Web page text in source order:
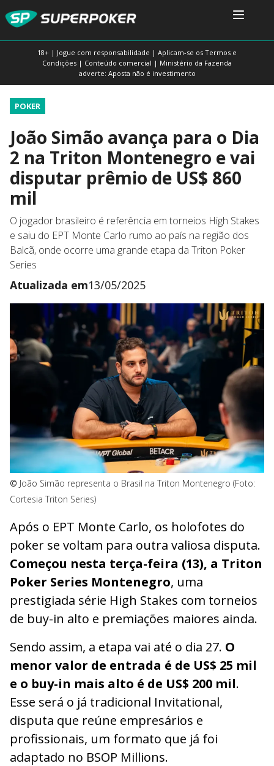
18+ | Jogue com responsabilidade | Aplicam-se os Termos e
Condições | Conteúdo comercial | Ministério da Fazenda
adverte: Aposta não é investimento
POKER
João Simão avança para o Dia
2 na Triton Montenegro e vai
disputar prêmio de US$ 860
mil
O jogador brasileiro é referência em torneios High Stakes
e saiu do EPT Monte Carlo rumo ao país na região dos
Balcã, onde ocorre uma grande etapa da Triton Poker
Series
Atualizada em13/05/2025
© João Simão representa o Brasil na Triton Montenegro (Foto:
Cortesia Triton Series)
Após o EPT Monte Carlo, os holofotes do
poker se voltam para outra valiosa disputa.
Começou nesta terça-feira (13), a Triton
Poker Series Montenegro, uma
prestigiada série High Stakes com torneios
de buy-in alto e premiações maiores ainda.
Sendo assim, a etapa vai até o dia 27. O
menor valor de entrada é de US$ 25 mil
e o buy-in mais alto é de US$ 200 mil.
Esse será o já tradicional Invitational,
disputa que reúne empresários e
profissionais, um formato que já foi
adaptado no BSOP Millions.